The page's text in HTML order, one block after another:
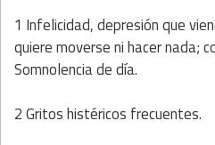
1 Infelicidad, depresión que
quiere moverse ni hacer nada;
Somnolencia de día.
2 Gritos histéricos frecuentes.